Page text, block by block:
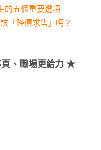
的五個重要選項
「降價求售」嗎？
頁、職場更給力 ★